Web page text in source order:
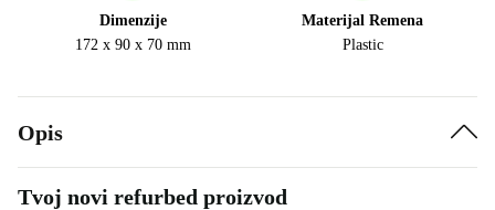
Dimenzije
172 x 90 x 70 mm
Materijal Remena
Plastic
Opis
Tvoj novi refurbed proizvod